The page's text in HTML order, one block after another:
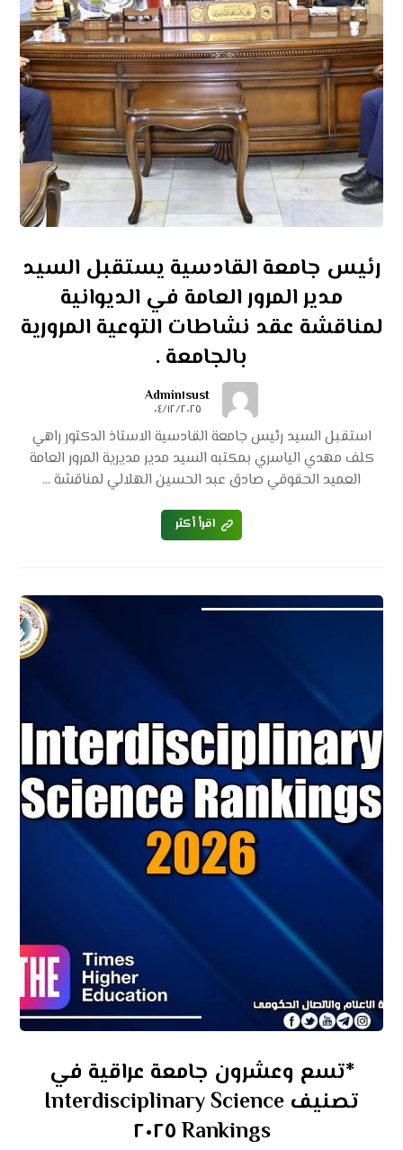
رئيس جامعة القادسية يستقبل السيد
مدير المرور العامة في الديوانية
لمناقشة عقد نشاطات التوعية المرورية
بالجامعة .
Admin١sust
٠٤/١٢/٢٠٢٥
استقبل السيد رئيس جامعة القادسية الاستاذ الدكتور راهي
كلف مهدي الياسري بمكتبه السيد مدير مديرية المرور العامة
العميد الحقوقي صادق عبد الحسين الهلالي لمناقشة ...
اقرأ أكثر
*تسع وعشرون جامعة عراقية في
تصنيف Interdisciplinary Science
Rankings ٢٠٢٥